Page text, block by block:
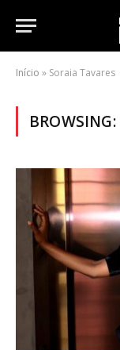
Início » Soraia Tavares
BROWSING: